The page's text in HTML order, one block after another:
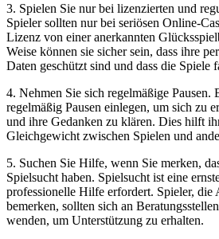
3. Spielen Sie nur bei lizenzierten und
Spieler sollten nur bei seriösen Online-
Lizenz von einer anerkannten
Weise können sie sicher sein, dass ihre
Daten geschützt sind und dass die Spiele
4. Nehmen Sie sich regelmäßige Pausen.
regelmäßig Pausen einlegen, um sich zu
und ihre Gedanken zu klären. Dies hilft
Gleichgewicht zwischen Spielen und
5. Suchen Sie Hilfe, wenn Sie merken,
Spielsucht haben. Spielsucht ist eine
professionelle Hilfe erfordert. Spieler, die
bemerken, sollten sich an
wenden, um Unterstützung zu erhalten.